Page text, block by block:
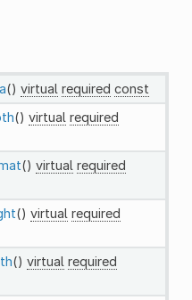
() virtual required const
() virtual required
() virtual required
() virtual required
() virtual required